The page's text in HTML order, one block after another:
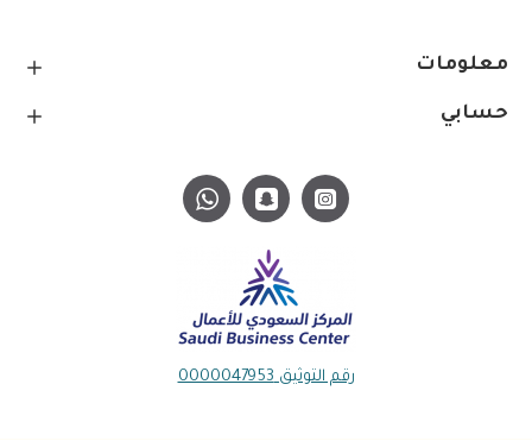
معلومات
حسابي
رقم التوثيق 0000047953